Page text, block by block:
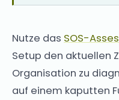
Nutze das SOS-
Setup den aktuellen
Organisation zu
auf einem kaputten